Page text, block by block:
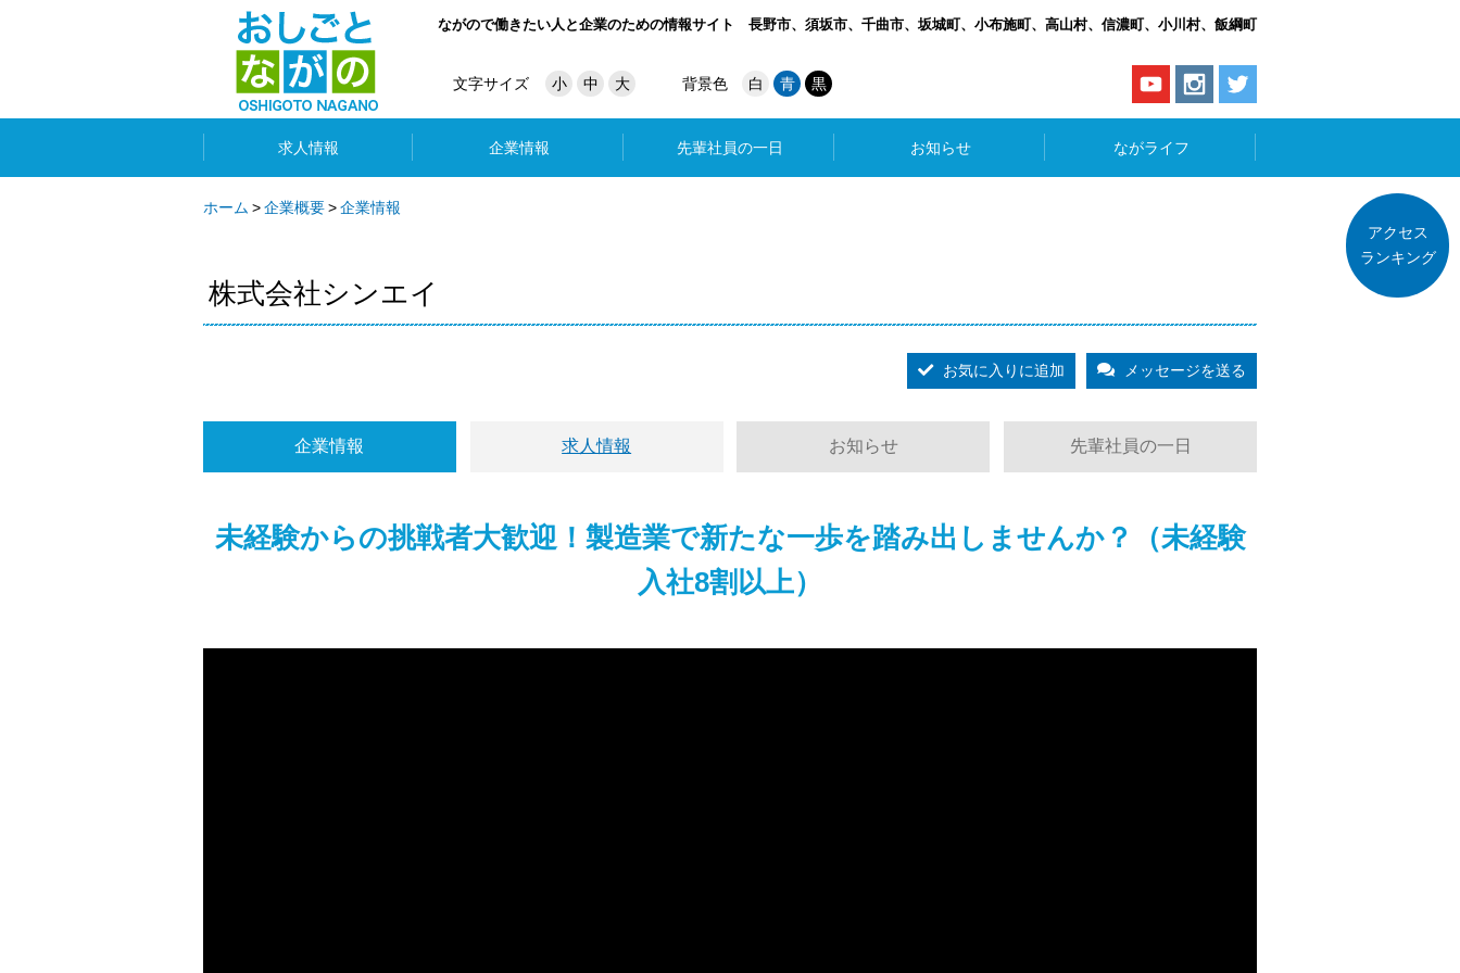
ながので働きたい人と企業のための情報サイト 長野市、須坂市、千曲市、坂城町、小布施町、高山村、信濃町、小川村、飯綱町
文字サイズ 小 中 大 背景色 白 青 黒
求人情報 企業情報 先輩社員の一日 お知らせ ながライフ
ホーム 企業概要 企業情報
株式会社シンエイ
お気に入りに追加 メッセージを送る
企業情報 求人情報 お知らせ 先輩社員の一日
未経験からの挑戦者大歓迎！製造業で新たな一歩を踏み出しませんか？（未経験
入社8割以上）
アクセス
ランキング